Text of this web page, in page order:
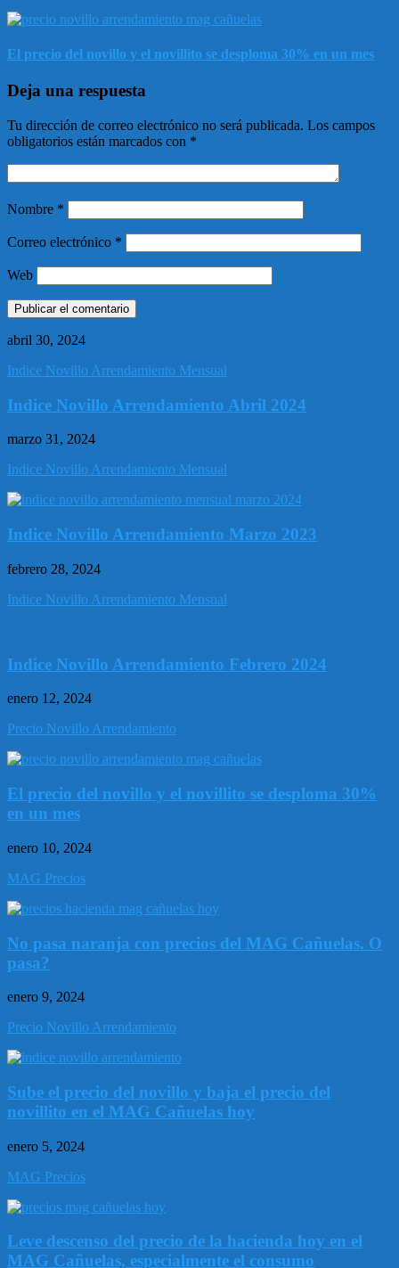
El precio del novillo y el novillito se desploma 30% en un mes
Deja una respuesta
Tu dirección de correo electrónico no será publicada. Los campos
obligatorios están marcados con *
Nombre *
Correo electrónico *
Web
abril 30, 2024
Indice Novillo Arrendamiento Mensual
Indice Novillo Arrendamiento Abril 2024
marzo 31, 2024
Indice Novillo Arrendamiento Mensual
Indice Novillo Arrendamiento Marzo 2023
febrero 28, 2024
Indice Novillo Arrendamiento Mensual
Indice Novillo Arrendamiento Febrero 2024
enero 12, 2024
Precio Novillo Arrendamiento
El precio del novillo y el novillito se desploma 30%
en un mes
enero 10, 2024
MAG Precios
No pasa naranja con precios del MAG Cañuelas. O
pasa?
enero 9, 2024
Precio Novillo Arrendamiento
Sube el precio del novillo y baja el precio del
novillito en el MAG Cañuelas hoy
enero 5, 2024
MAG Precios
Leve descenso del precio de la hacienda hoy en el
MAG Cañuelas, especialmente el consumo